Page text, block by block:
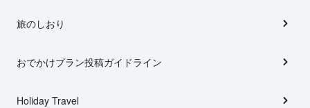
旅のしおり
おでかけプラン投稿ガイドライン
Holiday Travel